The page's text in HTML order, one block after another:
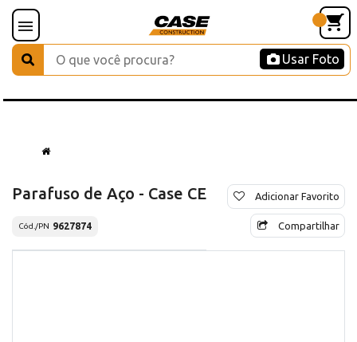
Usar Foto
Parafuso de Aço - Case CE
Cód./PN 9627874
Adicionar Favorito
Compartilhar